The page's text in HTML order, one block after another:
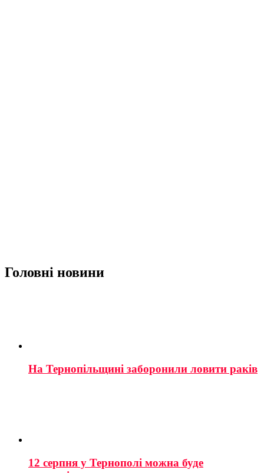
Головні новини
На Тернопільщині заборонили ловити раків
12 серпня у Тернополі можна буде